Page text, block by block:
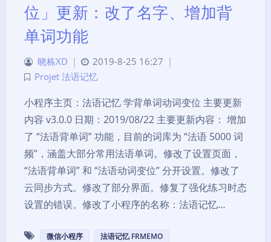
位」更新：改了名字、增加背
单词功能
晓栋XD | 2019-8-25 16:27 |
Projet 法语记忆
小程序主页：法语记忆 学背单词动词变位 主要更新
内容 v3.0.0 日期：2019/08/22 主要更新内容： 增加
了 “法语背单词” 功能，目前的词库为 “法语 5000 词
频”，涵盖大部分常用法语单词。修改了设置页面，
“法语背单词” 和 “法语动词变位” 分开设置。修改了
云同步方式。修改了部分界面。修复了强化练习时态
设置的错误。修改了小程序的名称：法语记忆…
微信小程序 法语记忆 FRMEMO